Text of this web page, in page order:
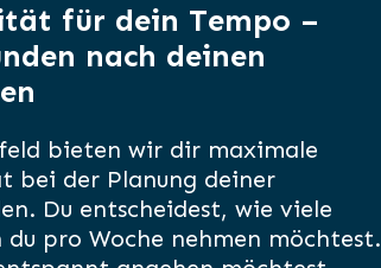
für dein Tempo –
nach deinen
bieten wir dir maximale
bei der Planung deiner
Du entscheidest, wie viele
du pro Woche nehmen möchtest.